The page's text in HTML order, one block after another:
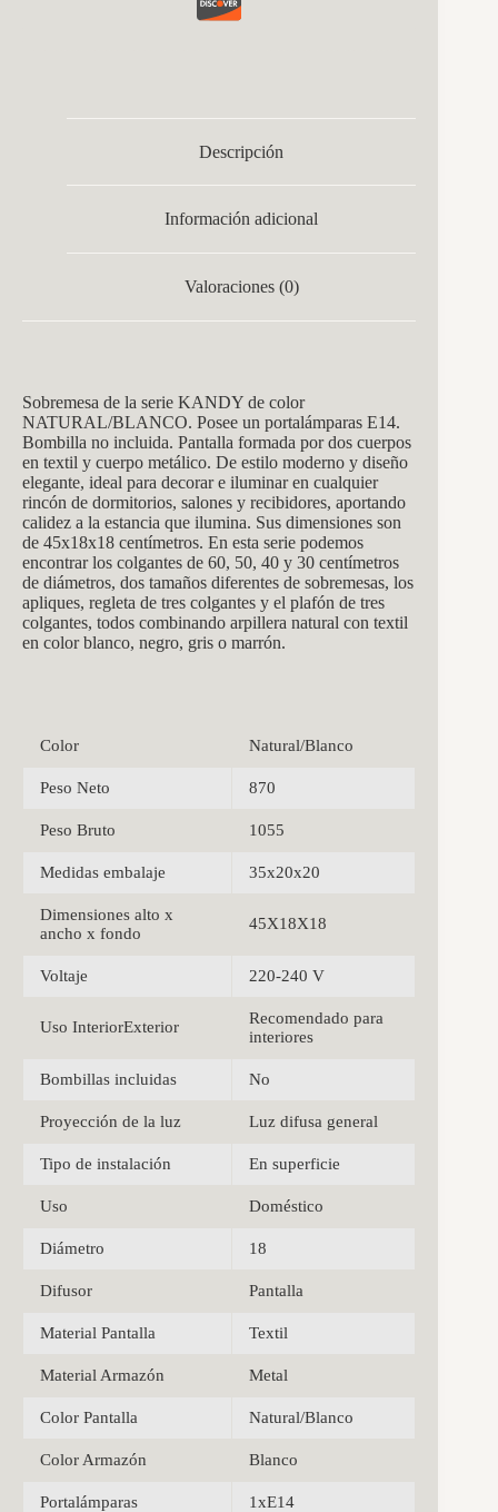
Descripción
Información adicional
Valoraciones (0)
Sobremesa de la serie KANDY de color
NATURAL/BLANCO. Posee un portalámparas E14.
Bombilla no incluida. Pantalla formada por dos cuerpos
en textil y cuerpo metálico. De estilo moderno y diseño
elegante, ideal para decorar e iluminar en cualquier
rincón de dormitorios, salones y recibidores, aportando
calidez a la estancia que ilumina. Sus dimensiones son
de 45x18x18 centímetros. En esta serie podemos
encontrar los colgantes de 60, 50, 40 y 30 centímetros
de diámetros, dos tamaños diferentes de sobremesas, los
apliques, regleta de tres colgantes y el plafón de tres
colgantes, todos combinando arpillera natural con textil
en color blanco, negro, gris o marrón.
Color Natural/Blanco
Peso Neto 870
Peso Bruto 1055
Medidas embalaje 35x20x20
Dimensiones alto x
ancho x fondo
45X18X18
Voltaje 220-240 V
Uso InteriorExterior
Recomendado para
interiores
Bombillas incluidas No
Proyección de la luz Luz difusa general
Tipo de instalación En superficie
Uso Doméstico
Diámetro 18
Difusor Pantalla
Material Pantalla Textil
Material Armazón Metal
Color Pantalla Natural/Blanco
Color Armazón Blanco
Portalámparas 1xE14